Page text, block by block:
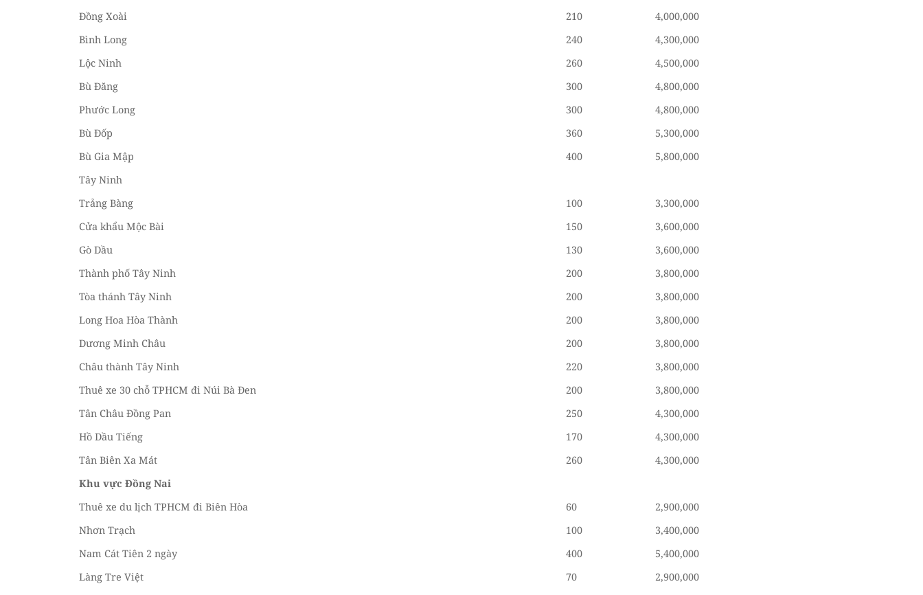
Đồng Xoài
210
4,000,000
Bình Long
240
4,300,000
Lộc Ninh
260
4,500,000
Bù Đăng
300
4,800,000
Phước Long
300
4,800,000
Bù Đốp
360
5,300,000
Bù Gia Mập
400
5,800,000
Tây Ninh
Trảng Bàng
100
3,300,000
Cửa khẩu Mộc Bài
150
3,600,000
Gò Dầu
130
3,600,000
Thành phố Tây Ninh
200
3,800,000
Tòa thánh Tây Ninh
200
3,800,000
Long Hoa Hòa Thành
200
3,800,000
Dương Minh Châu
200
3,800,000
Châu thành Tây Ninh
220
3,800,000
Thuê xe 30 chỗ TPHCM đi Núi Bà Đen
200
3,800,000
Tân Châu Đồng Pan
250
4,300,000
Hồ Dầu Tiếng
170
4,300,000
Tân Biên Xa Mát
260
4,300,000
Khu vực Đồng Nai
Thuê xe du lịch TPHCM đi Biên Hòa
60
2,900,000
Nhơn Trạch
100
3,400,000
Nam Cát Tiên 2 ngày
400
5,400,000
Làng Tre Việt
70
2,900,000